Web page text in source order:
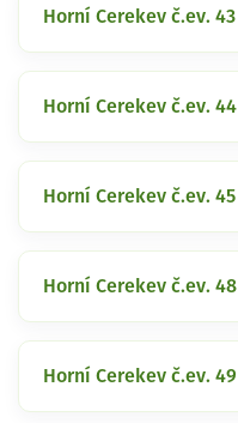
Horní Cerekev č.ev. 43
Horní Cerekev č.ev. 44
Horní Cerekev č.ev. 45
Horní Cerekev č.ev. 48
Horní Cerekev č.ev. 49